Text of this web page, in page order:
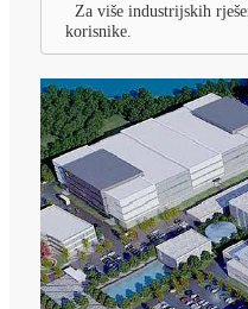
Za više industrijskih
korisnike.